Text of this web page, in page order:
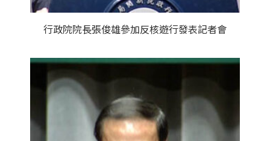
行政院院長張俊雄參加反核遊行發表記者會